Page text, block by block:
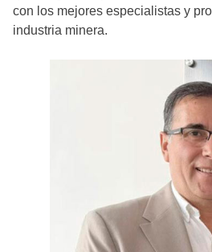
con los mejores especialistas y
industria minera.